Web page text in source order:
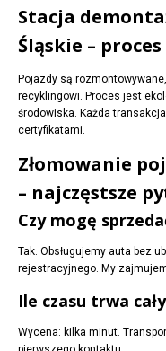
Stacja
Śląskie –
Pojazdy są
recyklingowi. Proces jest
środowiska. Każda
certyfikatami.
Złomowanie
– najczęstsze
Czy mogę
Tak. Obsługujemy auta bez
rejestracyjnego. My
Ile czasu trwa
Wycena: kilka minut.